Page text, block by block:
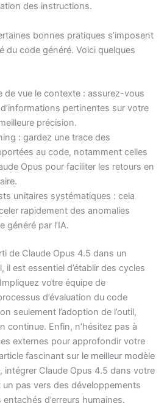
des instructions.
bonnes pratiques s’imposent
du code généré. Voici quelques
de vue le contexte : assurez-vous
pertinentes sur votre
précision.
: gardez une trace des
au code, notamment celles
Opus pour faciliter les retours en
unitaires systématiques : cela
rapidement des anomalies
généré par l’IA.
de Claude Opus 4.5 dans un
est essentiel d’établir des cycles
votre équipe de
d’évaluation du code
seulement l’adoption de l’outil,
continue. Enfin, n’hésitez pas à
externes pour approfondir votre
fascinant sur le meilleur modèle
intégrer Claude Opus 4.5 dans votre
un pas vers des développements
d’erreurs humaines.